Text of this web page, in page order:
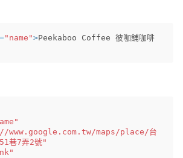
"name">Peekaboo Coffee 彼咖舖咖啡
maps/place/台
巷7弄2號"